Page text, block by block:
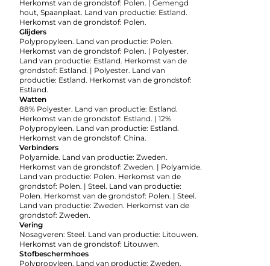
Herkomst van de grondstof: Polen. | Gemengd
hout, Spaanplaat. Land van productie: Estland.
Herkomst van de grondstof: Polen.
Glijders
Polypropyleen. Land van productie: Polen.
Herkomst van de grondstof: Polen. | Polyester.
Land van productie: Estland. Herkomst van de
grondstof: Estland. | Polyester. Land van
productie: Estland. Herkomst van de grondstof:
Estland.
Watten
88% Polyester. Land van productie: Estland.
Herkomst van de grondstof: Estland. | 12%
Polypropyleen. Land van productie: Estland.
Herkomst van de grondstof: China.
Verbinders
Polyamide. Land van productie: Zweden.
Herkomst van de grondstof: Zweden. | Polyamide.
Land van productie: Polen. Herkomst van de
grondstof: Polen. | Steel. Land van productie:
Polen. Herkomst van de grondstof: Polen. | Steel.
Land van productie: Zweden. Herkomst van de
grondstof: Zweden.
Vering
Nosagveren: Steel. Land van productie: Litouwen.
Herkomst van de grondstof: Litouwen.
Stofbeschermhoes
Polypropyleen. Land van productie: Zweden.